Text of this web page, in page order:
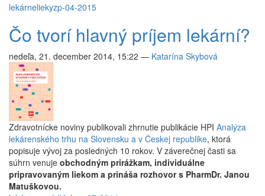
lekárneliekyzp-04-2015
Čo tvorí hlavný príjem lekární?
nedeľa, 21. december 2014, 15:22 — Katarína Skybová
Zdravotnícke noviny publikovali zhrnutie publikácie HPI Analýza
lekárenského trhu na Slovensku a v Českej republike, ktorá
popisuje vývoj za posledných 10 rokov. V záverečnej časti sa
súhrn venuje obchodným prirážkam, individuálne
pripravovaným liekom a prináša rozhovor s PharmDr. Janou
Matuškovou.